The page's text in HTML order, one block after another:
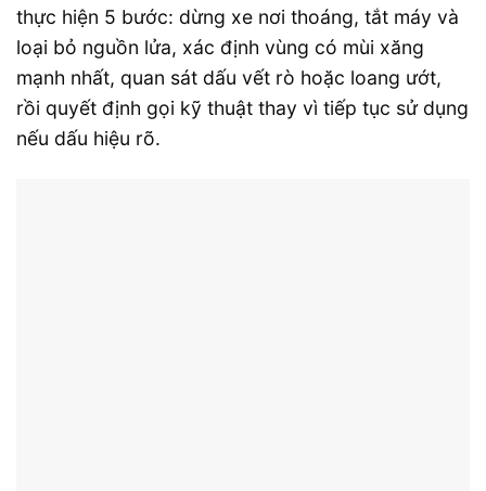
thực hiện 5 bước: dừng xe nơi thoáng, tắt máy và
loại bỏ nguồn lửa, xác định vùng có mùi xăng
mạnh nhất, quan sát dấu vết rò hoặc loang ướt,
rồi quyết định gọi kỹ thuật thay vì tiếp tục sử dụng
nếu dấu hiệu rõ.